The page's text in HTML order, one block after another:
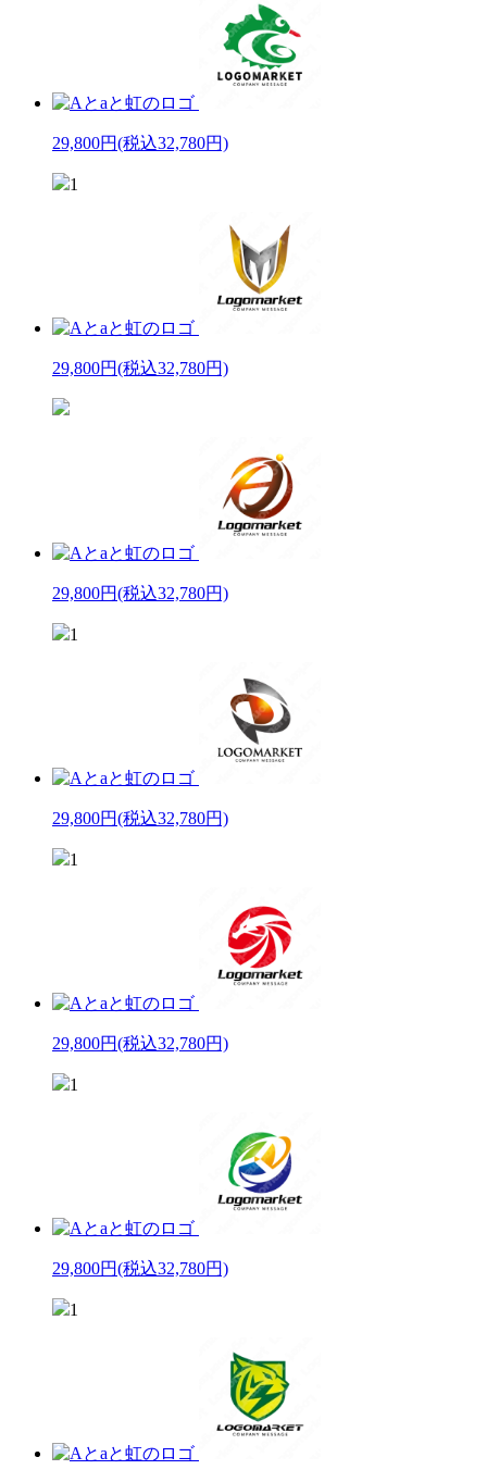
29,800円(税込32,780円)
1
29,800円(税込32,780円)
29,800円(税込32,780円)
1
29,800円(税込32,780円)
1
29,800円(税込32,780円)
1
29,800円(税込32,780円)
1